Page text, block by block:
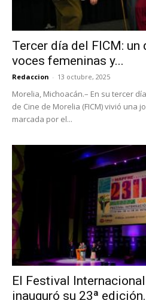
Tercer día del FICM: un
voces femeninas y...
Redaccion - 13 octubre, 2025
Morelia, Michoacán.– En su tercer
de Cine de Morelia (FICM) vivió una
marcada por el...
El Festival
inauguró su 23ª